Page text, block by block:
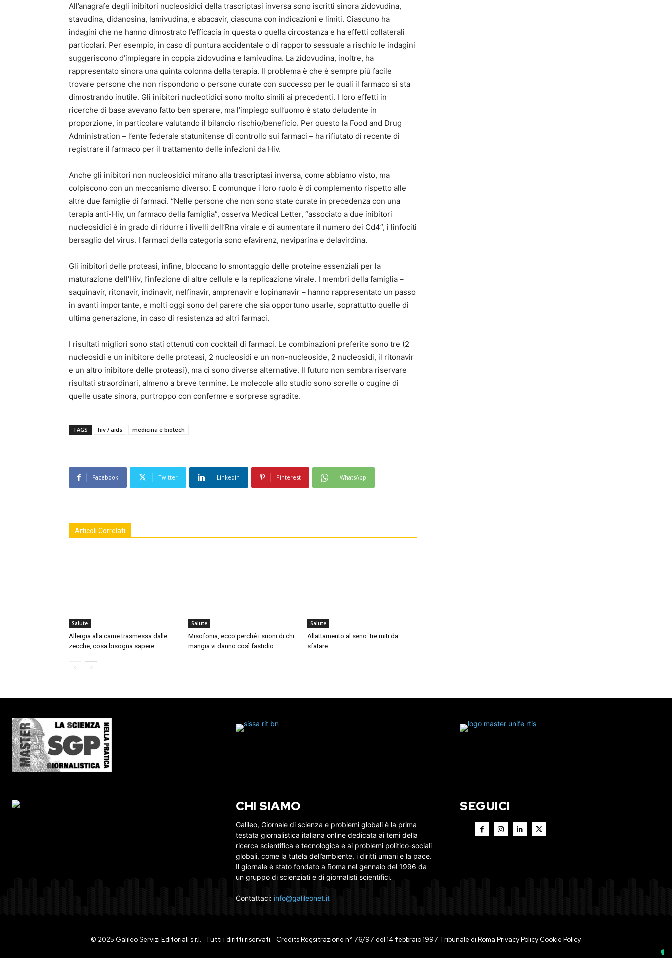
All’anagrafe degli inibitori nucleosidici della trascriptasi inversa sono iscritti sinora zidovudina,
stavudina, didanosina, lamivudina, e abacavir, ciascuna con indicazioni e limiti. Ciascuno ha
indagini che ne hanno dimostrato l’efficacia in questa o quella circostanza e ha effetti collaterali
particolari. Per esempio, in caso di puntura accidentale o di rapporto sessuale a rischio le indagini
suggeriscono d’impiegare in coppia zidovudina e lamivudina. La zidovudina, inoltre, ha
rappresentato sinora una quinta colonna della terapia. Il problema è che è sempre più facile
trovare persone che non rispondono o persone curate con successo per le quali il farmaco si sta
dimostrando inutile. Gli inibitori nucleotidici sono molto simili ai precedenti. I loro effetti in
ricerche di base avevano fatto ben sperare, ma l’impiego sull’uomo è stato deludente in
proporzione, in particolare valutando il bilancio rischio/beneficio. Per questo la Food and Drug
Administration – l’ente federale statunitense di controllo sui farmaci – ha rifiutato di recente di
registrare il farmaco per il trattamento delle infezioni da Hiv.
Anche gli inibitori non nucleosidici mirano alla trascriptasi inversa, come abbiamo visto, ma
colpiscono con un meccanismo diverso. E comunque i loro ruolo è di complemento rispetto alle
altre due famiglie di farmaci. “Nelle persone che non sono state curate in precedenza con una
terapia anti-Hiv, un farmaco della famiglia”, osserva Medical Letter, “associato a due inibitori
nucleosidici è in grado di ridurre i livelli dell’Rna virale e di aumentare il numero dei Cd4”, i linfociti
bersaglio del virus. I farmaci della categoria sono efavirenz, neviparina e delavirdina.
Gli inibitori delle proteasi, infine, bloccano lo smontaggio delle proteine essenziali per la
maturazione dell’Hiv, l’infezione di altre cellule e la replicazione virale. I membri della famiglia –
saquinavir, ritonavir, indinavir, nelfinavir, amprenavir e lopinanavir – hanno rappresentato un passo
in avanti importante, e molti oggi sono del parere che sia opportuno usarle, soprattutto quelle di
ultima generazione, in caso di resistenza ad altri farmaci.
I risultati migliori sono stati ottenuti con cocktail di farmaci. Le combinazioni preferite sono tre (2
nucleosidi e un inibitore delle proteasi, 2 nucleosidi e un non-nucleoside, 2 nucleosidi, il ritonavir
e un altro inibitore delle proteasi), ma ci sono diverse alternative. Il futuro non sembra riservare
risultati straordinari, almeno a breve termine. Le molecole allo studio sono sorelle o cugine di
quelle usate sinora, purtroppo con conferme e sorprese sgradite.
TAGS hiv / aids medicina e biotech
Facebook Twitter Linkedin Pinterest WhatsApp
Articoli Correlati
Salute
Allergia alla carne trasmessa dalle
zecche, cosa bisogna sapere
Salute
Misofonia, ecco perché i suoni di chi
mangia vi danno così fastidio
Salute
Allattamento al seno: tre miti da
sfatare
CHI SIAMO
Galileo, Giornale di scienza e problemi globali è la prima
testata giornalistica italiana online dedicata ai temi della
ricerca scientifica e tecnologica e ai problemi politico-sociali
globali, come la tutela dell’ambiente, i diritti umani e la pace.
Il giornale è stato fondato a Roma nel gennaio del 1996 da
un gruppo di scienziati e di giornalisti scientifici.
Contattaci: info@galileonet.it
SEGUICI
© 2025 Galileo Servizi Editoriali s.r.l. · Tutti i diritti riservati. · Credits Regsitrazione n° 76/97 del 14 febbraio 1997 Tribunale di Roma Privacy PolicyCookie Policy